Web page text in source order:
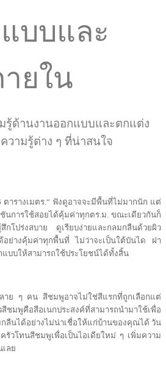
บบและ
ยใน
รู้ด้านงานออกแบบและตกแต่ง
วามรู้ต่าง ๆ ที่น่าสนใจ
ตารางเมตร.“ ฟังดูอาจจะมีพื้นที่ไม่มากนัก แต่
นการใช้สอยได้คุ้มค่าทุกตร.ม. ขณะเดียวกันก็
กโปร่งสบาย ดูเรียบง่ายและกลมกลืนด้วยผิว
อย่างคุ้มค่าทุกพื้นที่ ไม่ว่าจะเป็นใต้บันได ฝา
บบให้สามารถใช้ประโยชน์ได้ทั้งสิ้น
าย ๆ คน สีชมพูอาจไม่ใช่สีแรกที่ถูกเลือกแต่
ชมพูคือสีอเนกประสงค์ที่สามารถนำมาใช้เพื่อ
ลืนได้อย่างไม่น่าเชื่อให้แก่บ้านของคุณได้ วัน
รัวโทนสีชมพูเพื่อเป็นไอเดียใหม่ ๆ เพิ่มความ
ลย